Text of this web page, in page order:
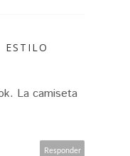
ESTILO
La camiseta
Responder